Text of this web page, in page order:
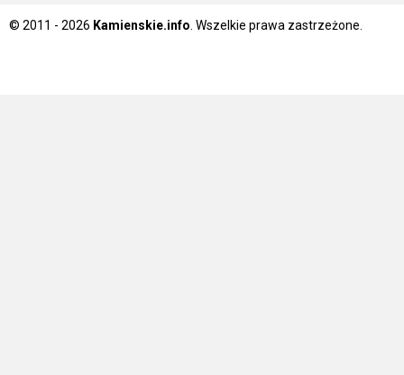
© 2011 - 2026 Kamienskie.info . Wszelkie prawa zastrzeżone.